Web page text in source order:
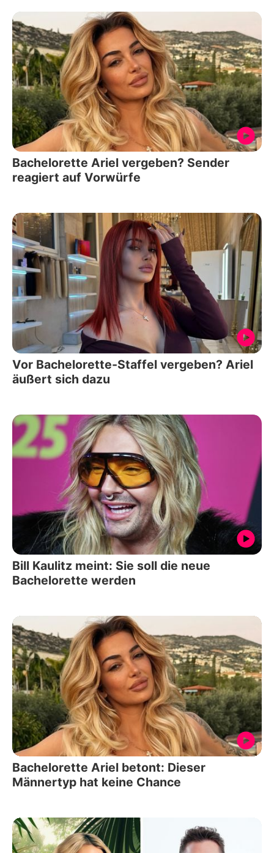
Bachelorette Ariel vergeben? Sender
reagiert auf Vorwürfe
Vor Bachelorette-Staffel vergeben? Ariel
äußert sich dazu
Bill Kaulitz meint: Sie soll die neue
Bachelorette werden
Bachelorette Ariel betont: Dieser
Männertyp hat keine Chance